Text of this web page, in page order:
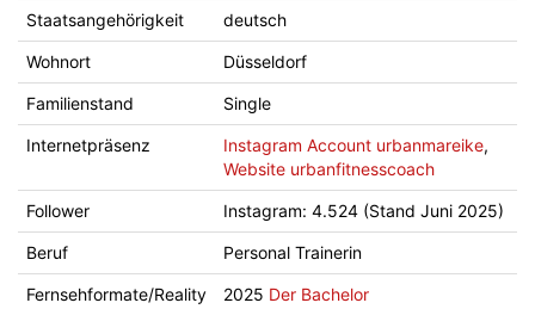
Staatsangehörigkeit deutsch
Wohnort Düsseldorf
Familienstand Single
Internetpräsenz Instagram Account urbanmareike,
Website urbanfitnesscoach
Follower Instagram: 4.524 (Stand Juni 2025)
Beruf Personal Trainerin
Fernsehformate/Reality
2025 Der Bachelor